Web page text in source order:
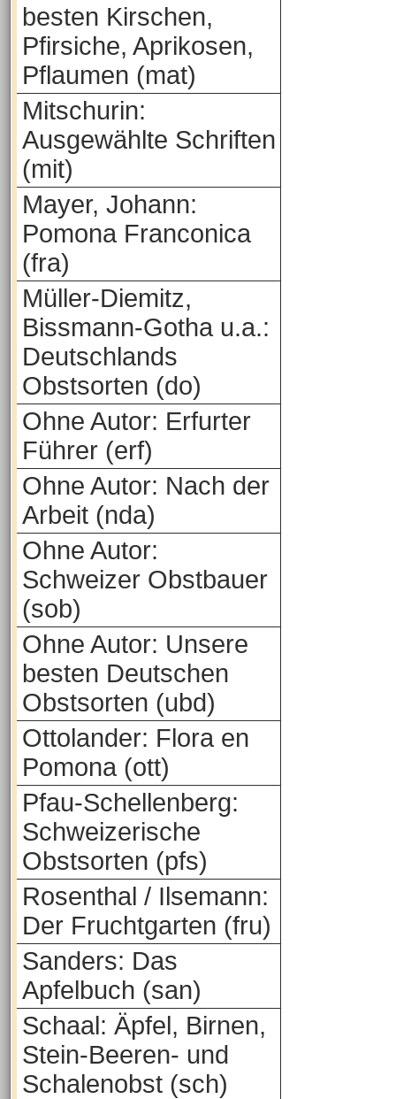
besten Kirschen,
Pfirsiche, Aprikosen,
Pflaumen (mat)
Mitschurin:
Ausgewählte Schriften
(mit)
Mayer, Johann:
Pomona Franconica
(fra)
Müller-Diemitz,
Bissmann-Gotha u.a.:
Deutschlands
Obstsorten (do)
Ohne Autor: Erfurter
Führer (erf)
Ohne Autor: Nach der
Arbeit (nda)
Ohne Autor:
Schweizer Obstbauer
(sob)
Ohne Autor: Unsere
besten Deutschen
Obstsorten (ubd)
Ottolander: Flora en
Pomona (ott)
Pfau-Schellenberg:
Schweizerische
Obstsorten (pfs)
Rosenthal / Ilsemann:
Der Fruchtgarten (fru)
Sanders: Das
Apfelbuch (san)
Schaal: Äpfel, Birnen,
Stein-Beeren- und
Schalenobst (sch)